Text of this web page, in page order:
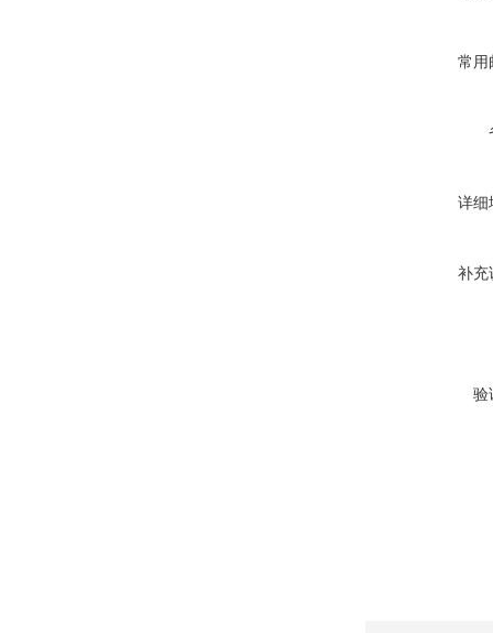
常用
详细
补充
验